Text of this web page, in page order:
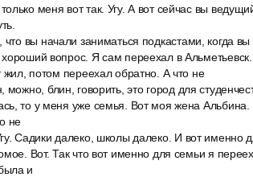
меня вот так. Угу. А вот сейчас вы
что вы начали заниматься подкастами, когда
вопрос. Я сам переехал в
жил, потом переехал обратно. А что не
можно, блин, говорить, это город для
то у меня уже семья. Вот моя жена
не
Садики далеко, школы далеко. И вот именно
Вот. Так что вот именно для семьи я
и